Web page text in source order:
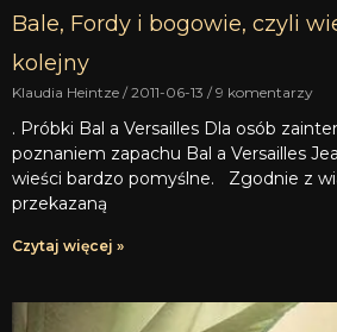
Bale, Fordy i bogowie, czyli
kolejny
Klaudia Heintze 2011-06-13 9 komentarzy
. Próbki Bal a Versailles Dla osób
poznaniem zapachu Bal a Versailles
wieści bardzo pomyślne. Zgodnie z
przekazaną
Czytaj więcej »